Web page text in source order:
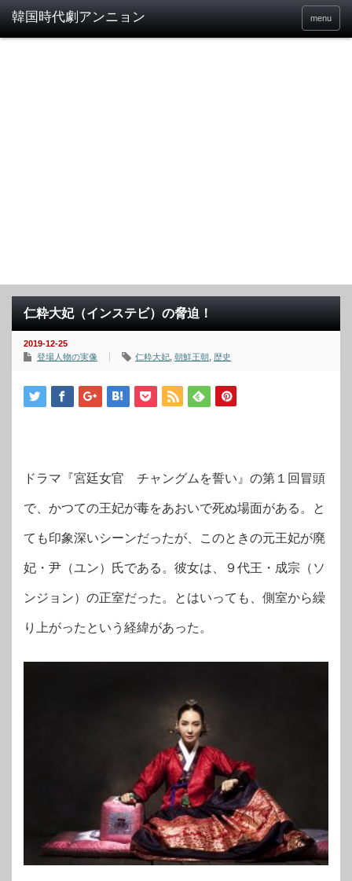
menu
仁粋大妃（インステビ）の脅迫！
2019-12-25
登場人物の実像
仁粋大妃 朝鮮王朝 歴史
ドラマ『宮廷女官 チャングムを誓い』の第１回冒頭
で、かつての王妃が毒をあおいで死ぬ場面がある。と
ても印象深いシーンだったが、このときの元王妃が廃
妃・尹（ユン）氏である。彼女は、９代王・成宗（ソ
ンジョン）の正室だった。とはいっても、側室から繰
り上がったという経緯があった。